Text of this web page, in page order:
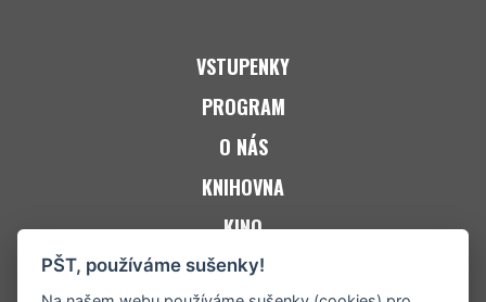
VSTUPENKY
PROGRAM
O NÁS
KNIHOVNA
KINO
ZPRAVODAJ JACKi
PŠT, používáme sušenky!